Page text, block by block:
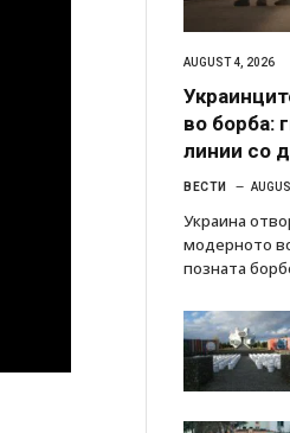
во борба:
линии со
Украина
модерното
позната